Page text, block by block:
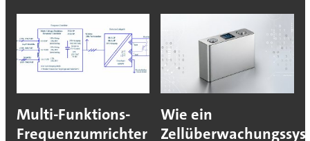
Multi-Funktions-
Frequenzumrichter
Wie ein